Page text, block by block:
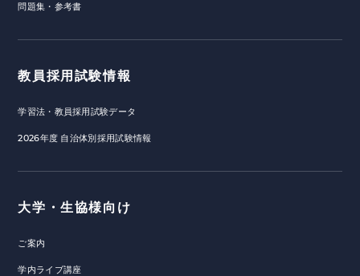
問題集・参考書
教員採用試験情報
学習法・教員採用試験データ
2026年度 自治体別採用試験情報
大学・生協様向け
ご案内
学内ライブ講座